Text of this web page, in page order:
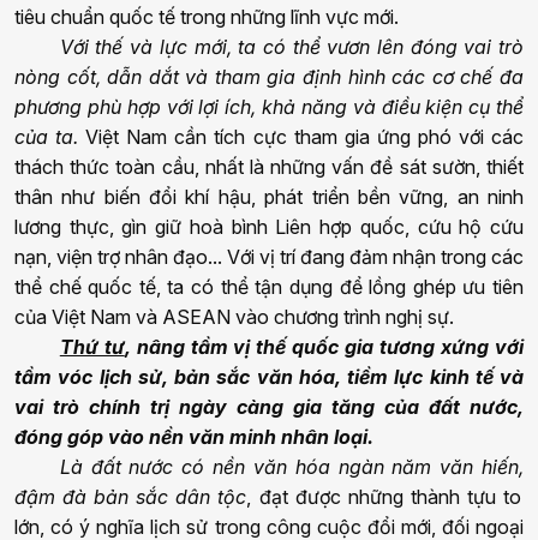
tiêu chuẩn quốc tế trong những lĩnh vực mới.
Với thế và lực mới, ta có thể vươn lên đóng vai trò
nòng cốt, dẫn dắt và tham gia định hình các cơ chế đa
phương phù hợp với lợi ích, khả năng và điều kiện cụ thể
của ta. Việt Nam cần tích cực tham gia ứng phó với các
thách thức toàn cầu, nhất là những vấn đề sát sườn, thiết
thân như biến đổi khí hậu, phát triển bền vững, an ninh
lương thực, gìn giữ hoà bình Liên hợp quốc, cứu hộ cứu
nạn, viện trợ nhân đạo... Với vị trí đang đảm nhận trong các
thể chế quốc tế, ta có thể tận dụng để lồng ghép ưu tiên
của Việt Nam và ASEAN vào chương trình nghị sự.
Thứ tư, nâng tầm vị thế quốc gia tương xứng với
tầm vóc lịch sử, bản sắc văn hóa, tiềm lực kinh tế và
vai trò chính trị ngày càng gia tăng của đất nước,
đóng góp vào nền văn minh nhân loại.
Là đất nước có nền văn hóangàn năm văn hiến,
đậm đà bản sắc dân tộc , đạt được những thành tựu to
lớn, có ý nghĩa lịch sử trong công cuộc đổi mới, đối ngoại